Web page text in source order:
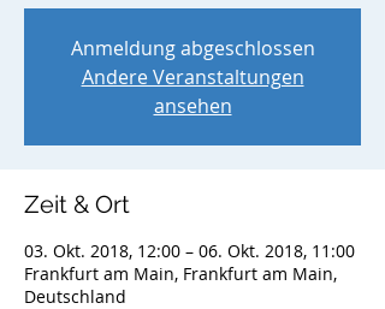
Anmeldung abgeschlossen
Andere Veranstaltungen
ansehen
Zeit & Ort
03. Okt. 2018, 12:00 – 06. Okt. 2018, 11:00
Frankfurt am Main, Frankfurt am Main,
Deutschland